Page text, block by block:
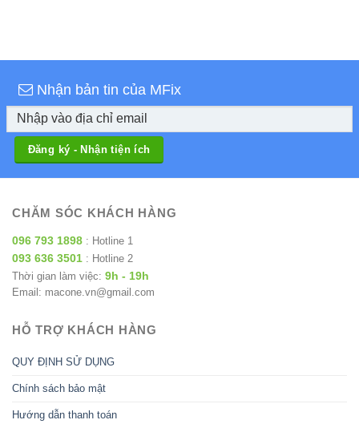
Nhận bản tin của MFix
CHĂM SÓC KHÁCH HÀNG
096 793 1898 : Hotline 1
093 636 3501 : Hotline 2
Thời gian làm việc: 9h - 19h
Email: macone.vn@gmail.com
HỖ TRỢ KHÁCH HÀNG
QUY ĐỊNH SỬ DỤNG
Chính sách bảo mật
Hướng dẫn thanh toán